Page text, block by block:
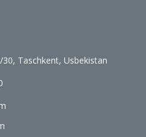
Taschkent, Usbekistan